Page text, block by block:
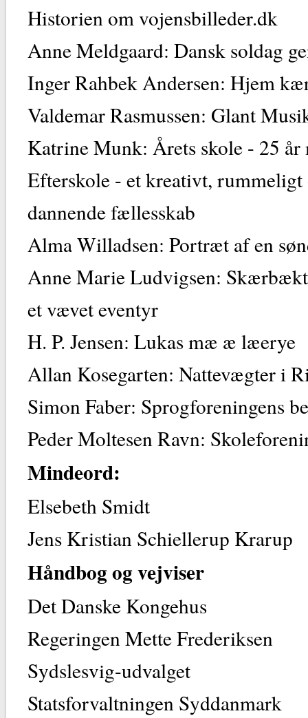
Historien om vojensbilleder.dk
Anne Meldgaard: Dansk soldag
Inger Rahbek Andersen: Hjem
Valdemar Rasmussen: Glant
Katrine Munk: Årets skole - 25 år
Efterskole - et kreativt, rummeligt
dannende fællesskab
Alma Willadsen: Portræt af en
Anne Marie Ludvigsen:
et vævet eventyr
H. P. Jensen: Lukas mæ æ læerye
Allan Kosegarten: Nattevægter i
Simon Faber: Sprogforeningens
Peder Moltesen Ravn:
Mindeord:
Elsebeth Smidt
Jens Kristian Schiellerup Krarup
Håndbog og vejviser
Det Danske Kongehus
Regeringen Mette Frederiksen
Sydslesvig-udvalget
Statsforvaltningen Syddanmark